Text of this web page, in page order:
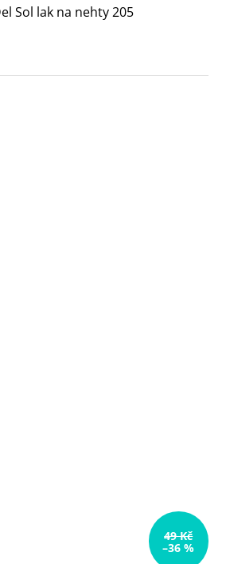
Sol lak na nehty 205
49 Kč
–36 %